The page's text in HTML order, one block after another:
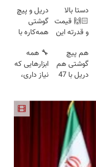
دستا بالا
🙌🏻 قیمت
و قدرته این
میده🔥
دریل و پیچ
گوشتی
همه‌کاره با
هوشمند ⚙️
(نصف
قیمت بازار
هم پیچ
گوشتی هم
دریل با 47
تخفیف داره
بخرش!🔥
🔧 همه
ابزارهایی که
نیاز داری،
تخفیف به